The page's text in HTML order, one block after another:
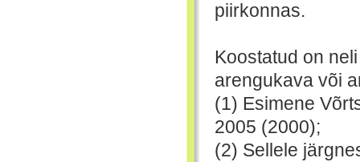
piirkonnas.
Koostatud on
arengukava või
(1) Esimene
2005 (2000);
(2) Sellele